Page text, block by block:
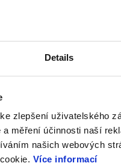
Details
zlepšení uživatelského
měření účinnosti naší
našich webových
Více informací